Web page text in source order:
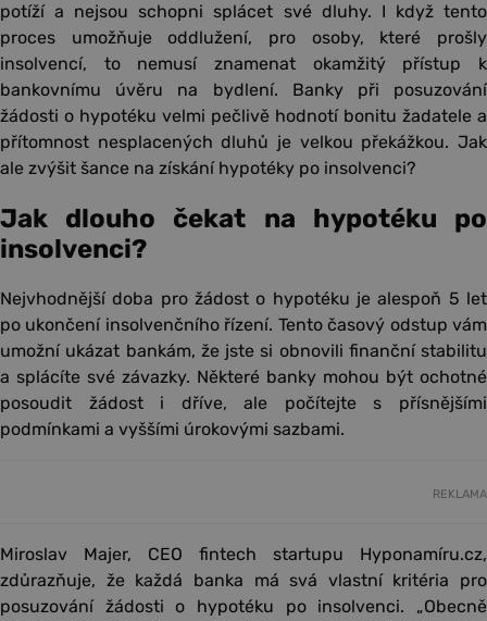
potíží a nejsou schopni splácet své dluhy. I když tento
proces umožňuje oddlužení, pro osoby, které prošly
insolvencí, to nemusí znamenat okamžitý přístup k
bankovnímu úvěru na bydlení. Banky při posuzování
žádosti o hypotéku velmi pečlivě hodnotí bonitu žadatele a
přítomnost nesplacených dluhů je velkou překážkou. Jak
ale zvýšit šance na získání hypotéky po insolvenci?
Jak dlouho čekat na hypotéku po
insolvenci?
Nejvhodnější doba pro žádost o hypotéku je alespoň 5 let
po ukončení insolvenčního řízení. Tento časový odstup vám
umožní ukázat bankám, že jste si obnovili finanční stabilitu
a splácíte své závazky. Některé banky mohou být ochotné
posoudit žádost i dříve, ale počítejte s přísnějšími
podmínkami a vyššími úrokovými sazbami.
REKLAMA
Miroslav Majer, CEO fintech startupu Hyponamíru.cz,
zdůrazňuje, že každá banka má svá vlastní kritéria pro
posuzování žádosti o hypotéku po insolvenci. „Obecně